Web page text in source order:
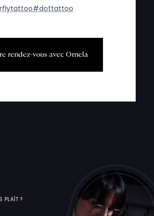
#dottattoo
re rendez-vous avec Ornela
PLAÎT ?